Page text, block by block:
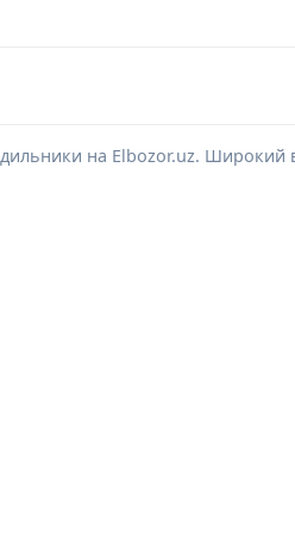
на Elbozor.uz.